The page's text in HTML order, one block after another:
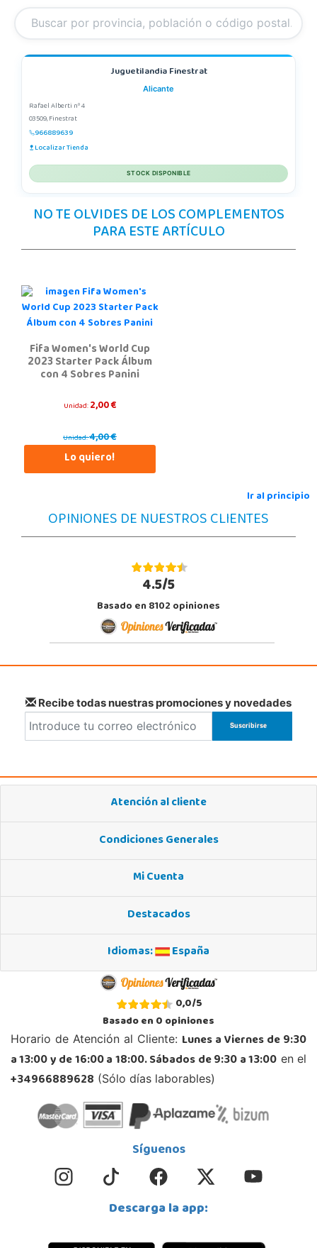
Juguetilandia Finestrat
Alicante
Rafael Alberti nº 4
03509, Finestrat
966889639
Localizar Tienda
STOCK DISPONIBLE
NO TE OLVIDES DE LOS COMPLEMENTOS
PARA ESTE ARTÍCULO
Fifa Women's World Cup
2023 Starter Pack Álbum
con 4 Sobres Panini
Unidad:2,00 €
Unidad:4,00 €
Lo quiero!
Ir al principio
OPINIONES DE NUESTROS CLIENTES
4.5/5
Basado en 8102 opiniones
Recibe todas nuestras promociones y novedades
Atención al cliente
Condiciones Generales
Mi Cuenta
Destacados
Idiomas:
España
0,0/5
Basado en0opiniones
Horario de Atención al Cliente: Lunes a Viernes de 9:30
a 13:00 y de 16:00 a 18:00. Sábados de 9:30 a 13:00 en el
+34966889628 (Sólo días laborables)
Síguenos
Descarga la app: